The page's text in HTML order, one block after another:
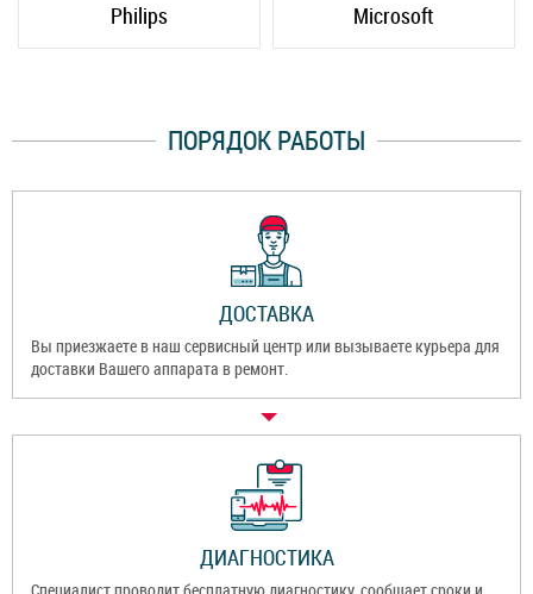
Philips Microsoft
ПОРЯДОК РАБОТЫ
ДОСТАВКА
Вы приезжаете в наш сервисный центр или вызываете курьера для
доставки Вашего аппарата в ремонт.
ДИАГНОСТИКА